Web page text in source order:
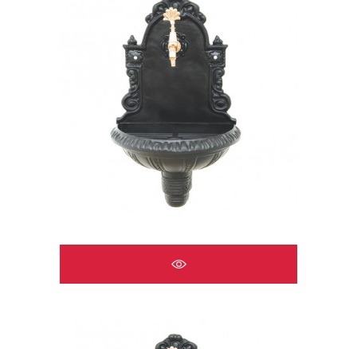
ÇEŞMELER A2519